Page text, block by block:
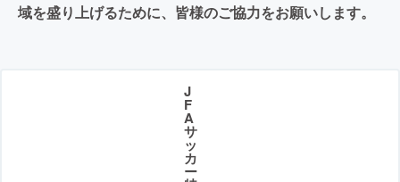
域を盛り上げるために、皆様のご協力をお願いします。
J
F
A
サ
ッ
カ
ー